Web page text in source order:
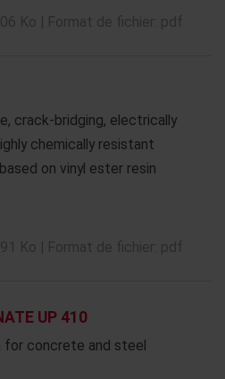
crack-bridging, electrically
chemically resistant
on vinyl ester resin
UP 410
for concrete and steel